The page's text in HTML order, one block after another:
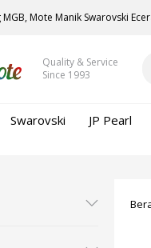
Mote Manik Swarovski
Quality & Service
Since 1993
Swarovski JP Pearl